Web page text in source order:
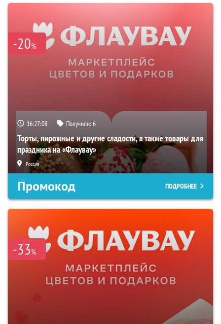
-20%
16:27:07 Получили:6
Торты, пирожные и другие сладости, а также товары для
праздника на «Флаувау»
Россия
Промокод ПОДРОБНЕЕ
-33%